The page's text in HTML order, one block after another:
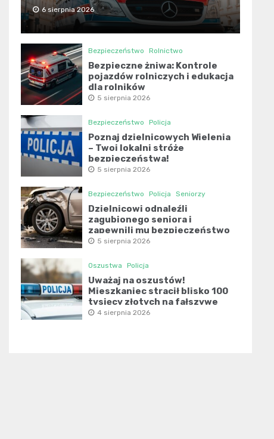
6 sierpnia 2026
Bezpieczeństwo Rolnictwo
Bezpieczne żniwa: Kontrole
pojazdów rolniczych i edukacja
dla rolników
5 sierpnia 2026
Bezpieczeństwo Policja
Poznaj dzielnicowych Wielenia
– Twoi lokalni stróże
bezpieczeństwa!
5 sierpnia 2026
Bezpieczeństwo Policja Seniorzy
Dzielnicowi odnaleźli
zagubionego seniora i
zapewnili mu bezpieczeństwo
5 sierpnia 2026
Oszustwa Policja
Uważaj na oszustów!
Mieszkaniec stracił blisko 100
tysięcy złotych na fałszywe
inwestycje
4 sierpnia 2026